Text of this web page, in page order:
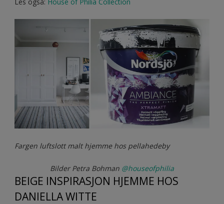
Fargen luftslott malt hjemme hos pellahedeby
Bilder Petra Bohman @houseofphilia
BEIGE INSPIRASJON HJEMME HOS
DANIELLA WITTE